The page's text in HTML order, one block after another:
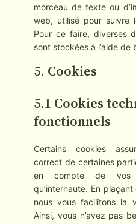
morceau de texte ou
web, utilisé pour suivre
Pour ce faire, diverses
sont stockées à l’aide de
5. Cookies
5.1 Cookies
fonctionnels
Certains cookies
correct de certaines
en compte de vos
qu’internaute. En
nous vous facilitons la
Ainsi, vous n’avez pas